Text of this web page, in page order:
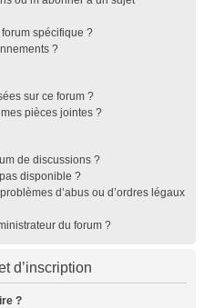
spécifique ?
?
sur ce forum ?
pièces jointes ?
de discussions ?
disponible ?
d’abus ou d’ordres légaux
du forum ?
d’inscription
?